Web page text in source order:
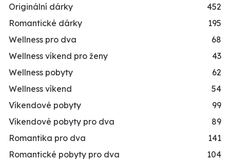
Originální dárky
452
Romantické dárky
195
Wellness pro dva
68
Wellness víkend pro ženy
43
Wellness pobyty
62
Wellness víkend
54
Víkendové pobyty
99
Víkendové pobyty pro dva
89
Romantika pro dva
141
Romantické pobyty pro dva
104